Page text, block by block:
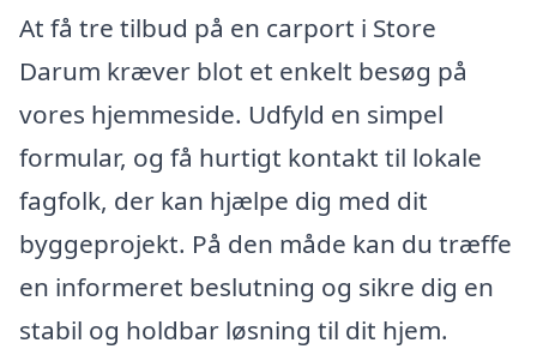
At få tre tilbud på en carport i Store
Darum kræver blot et enkelt besøg på
vores hjemmeside. Udfyld en simpel
formular, og få hurtigt kontakt til lokale
fagfolk, der kan hjælpe dig med dit
byggeprojekt. På den måde kan du træffe
en informeret beslutning og sikre dig en
stabil og holdbar løsning til dit hjem.